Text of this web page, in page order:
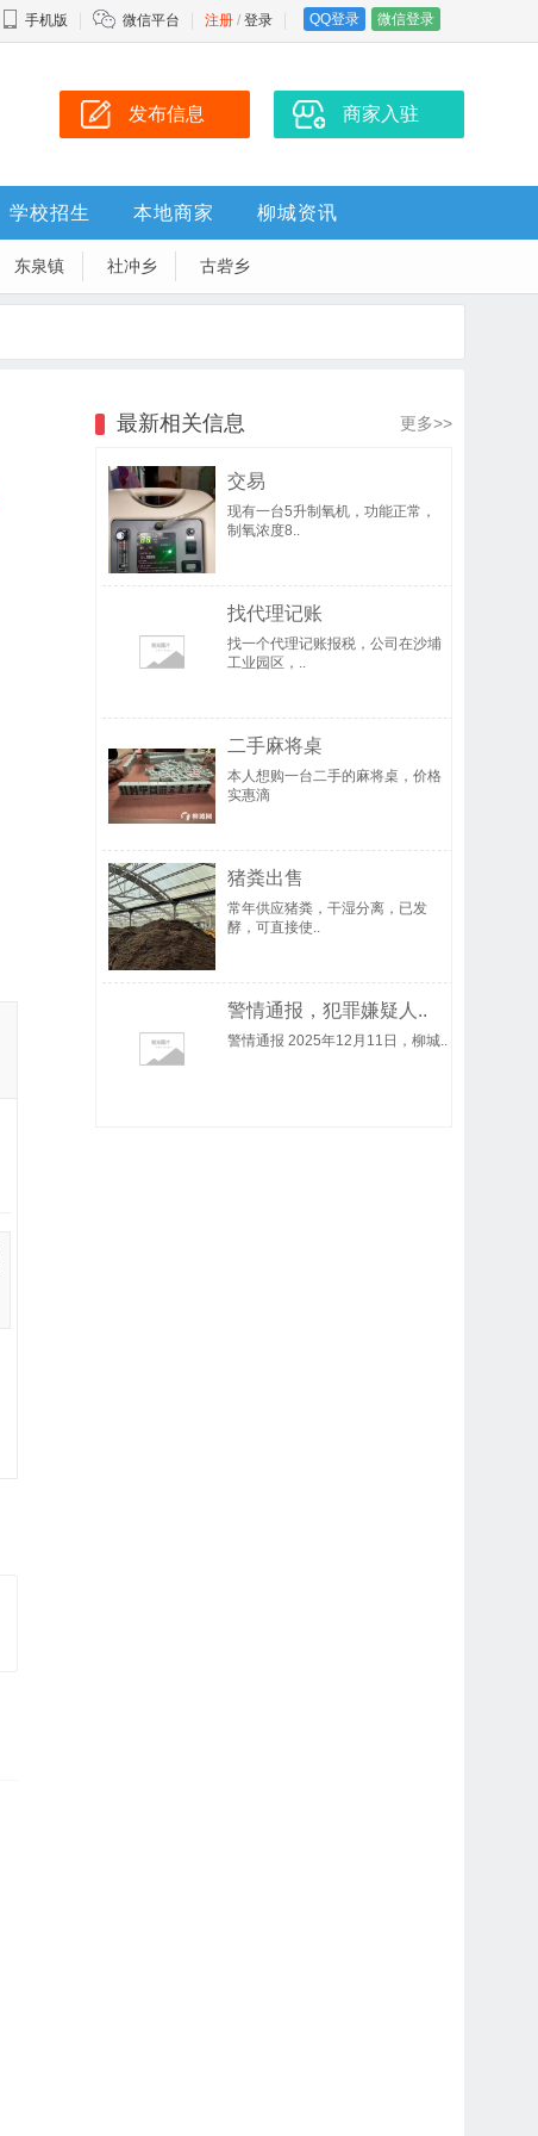
手机版 微信平台 注册 / 登录 QQ登录 微信登录
发布信息 商家入驻
学校招生 本地商家 柳城资讯
东泉镇 社冲乡 古砦乡
最新相关信息 更多>>
交易
现有一台5升制氧机，功能正常，
制氧浓度8..
找代理记账
找一个代理记账报税，公司在沙埔
工业园区，..
二手麻将桌
本人想购一台二手的麻将桌，价格
实惠滴
猪粪出售
常年供应猪粪，干湿分离，已发
酵，可直接使..
警情通报，犯罪嫌疑人..
警情通报 2025年12月11日，柳城..